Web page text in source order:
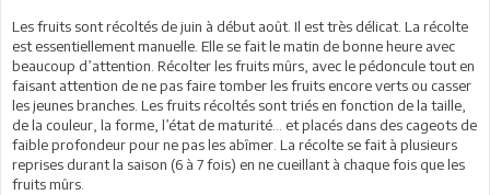
Les fruits sont récoltés de juin à début août. Il est très délicat. La récolte
est essentiellement manuelle. Elle se fait le matin de bonne heure avec
beaucoup d’attention. Récolter les fruits mûrs, avec le pédoncule tout en
faisant attention de ne pas faire tomber les fruits encore verts ou casser
les jeunes branches. Les fruits récoltés sont triés en fonction de la taille,
de la couleur, la forme, l’état de maturité… et placés dans des cageots de
faible profondeur pour ne pas les abîmer. La récolte se fait à plusieurs
reprises durant la saison (6 à 7 fois) en ne cueillant à chaque fois que les
fruits mûrs.